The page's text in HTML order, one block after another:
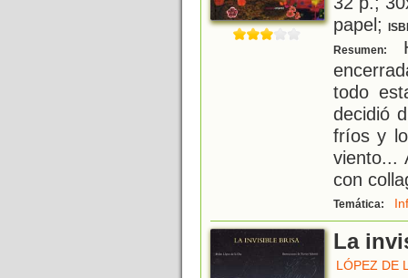
papel;
Resumen:
todo
decidió
fríos y
viento...
con
Temática:
La
LÓPEZ DE